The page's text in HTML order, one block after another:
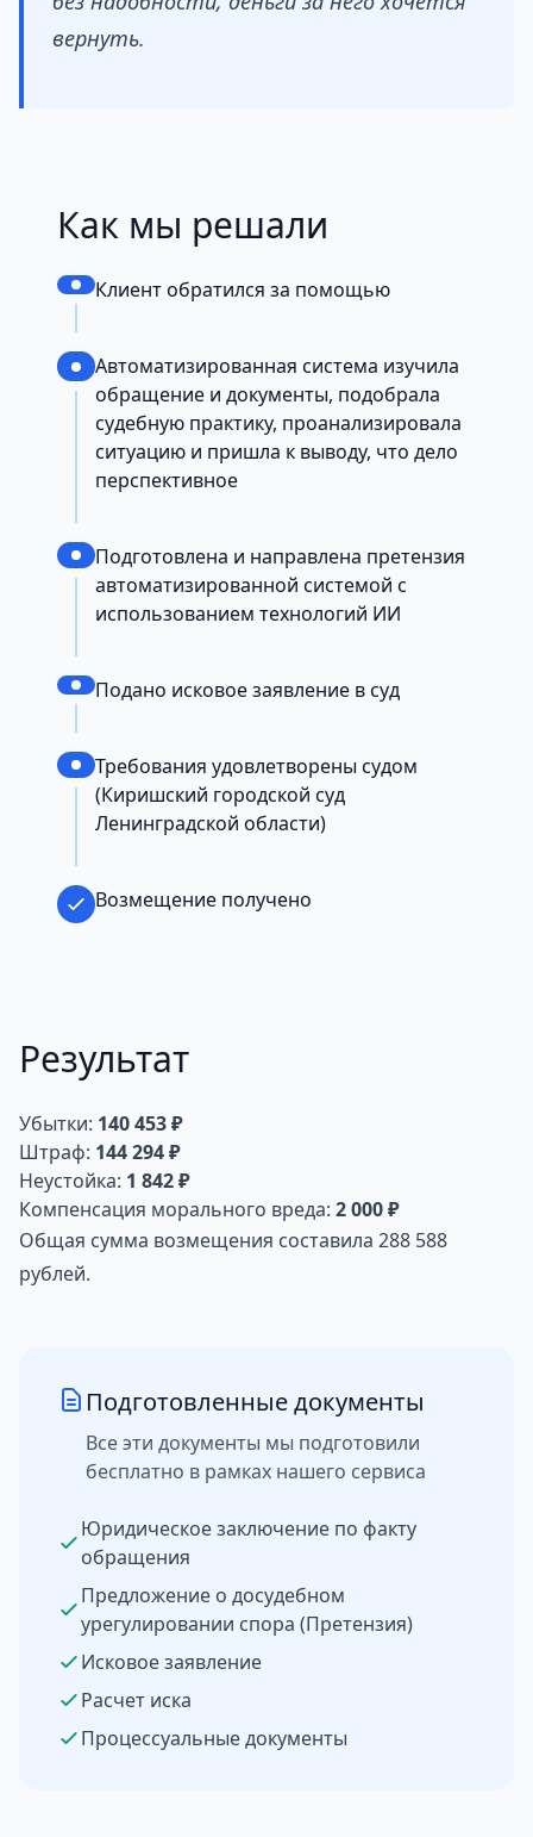
вернуть.
Как мы решали
Клиент обратился за помощью
Автоматизированная система изучила
обращение и документы, подобрала
судебную практику, проанализировала
ситуацию и пришла к выводу, что дело
перспективное
Подготовлена и направлена претензия
автоматизированной системой с
использованием технологий ИИ
Подано исковое заявление в суд
Требования удовлетворены судом
(Киришский городской суд
Ленинградской области)
Возмещение получено
Результат
Убытки: 140 453 ₽
Штраф: 144 294 ₽
Неустойка: 1 842 ₽
Компенсация морального вреда: 2 000 ₽
Общая сумма возмещения составила 288 588
рублей.
Подготовленные документы
Все эти документы мы подготовили
бесплатно в рамках нашего сервиса
Юридическое заключение по факту
обращения
Предложение о досудебном
урегулировании спора (Претензия)
Исковое заявление
Расчет иска
Процессуальные документы